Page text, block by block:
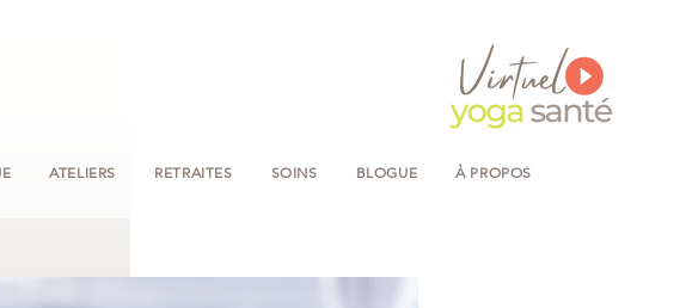
ATELIERS RETRAITES SOINS BLOGUE À PROPOS